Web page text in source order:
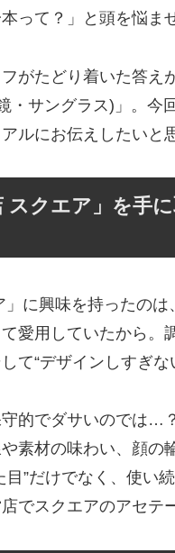
って？」と頭を悩ま
がたどり着いた答え
・サングラス)」。
ルにお伝えしたいと
スクエア」を手
に興味を持ったの
愛用していたから
て“デザインしすぎ
的でダサいのでは…
素材の味わい、顔の
”だけでなく、使い
でスクエアのアセテ